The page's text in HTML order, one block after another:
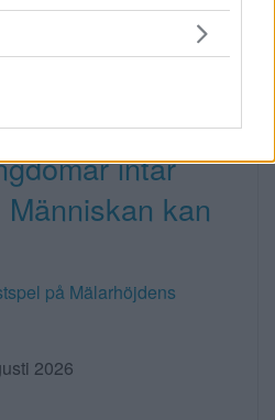
behaviour. You may click to
purposes in below Google
sjönk med 2,5
2026
intar
kan
på Mälarhöjdens
2026